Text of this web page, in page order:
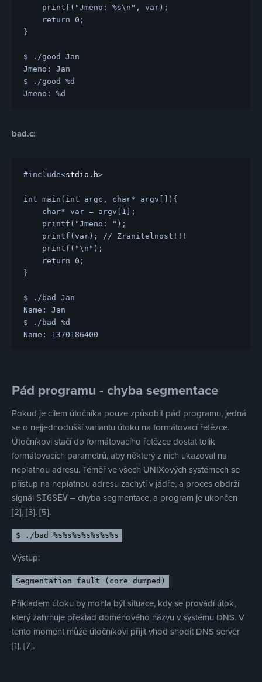
    printf("Jmeno: %s\n", var);
    return 0;
}
$ ./good Jan
Jmeno: Jan
$ ./good %d
bad.c:
#include<stdio.h>
int main(int argc, char* argv[]){
    char* var = argv[1];
    printf("Jmeno: ");
    printf(var); // Zranitelnost!!!
    printf("\n");
    return 0;
}
$ ./bad Jan
Name: Jan
$ ./bad %d
Pád programu - chyba segmentace
Pokud je cílem útočníka pouze způsobit pád programu, jedná
se o nejjednodušší variantu útoku na formátovací řetězce.
Útočníkovi stačí do formátovacího řetězce dostat tolik
formátovacích parametrů, aby některý z nich ukazoval na
neplatnou adresu. Téměř ve všech UNIXových systémech se
přístup na neplatnou adresu zachytí v jádře, a proces obdrží
signál SIGSEV – chyba segmentace, a program je ukončen
[2], [3], [5].
$ ./bad %s%s%s%s%s%s%s
Výstup:
Segmentation fault (core dumped)
Příkladem útoku by mohla být situace, kdy se provádí útok,
který zahrnuje překlad doménového názvu v systému DNS. V
tento moment může útočníkovi přijít vhod shodit DNS server
[1], [7].